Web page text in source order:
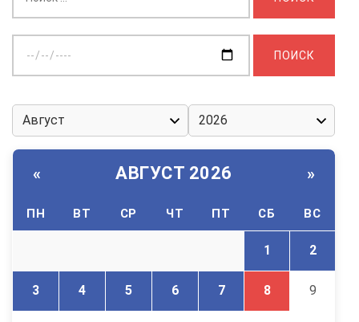
дату:
« АВГУСТ 2026 »
ПН ВТ СР ЧТ ПТ СБ ВС
1 2
3 4 5 6 7 8 9